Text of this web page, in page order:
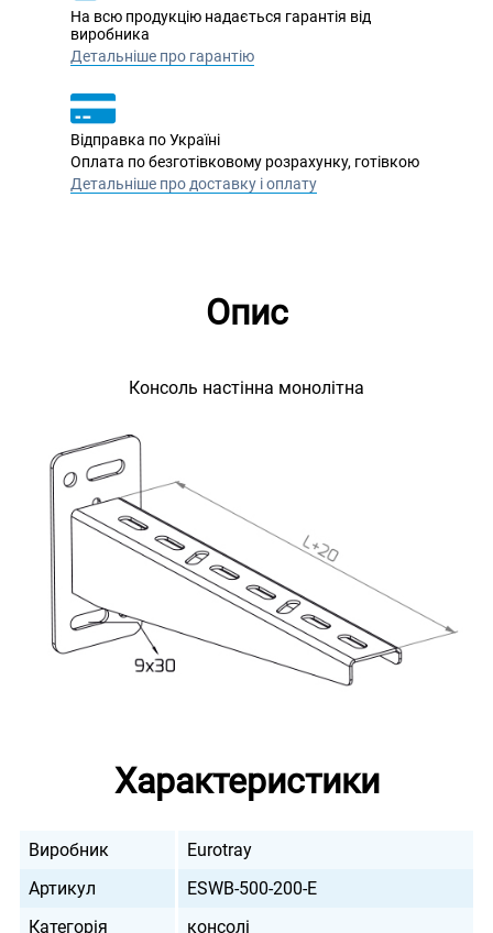
На всю продукцію надається гарантія від
виробника
Детальніше про гарантію
Відправка по Україні
Оплата по безготівковому розрахунку, готівкою
Детальніше про доставку і оплату
Опис
Консоль настінна монолітна
Характеристики
Виробник
Eurotray
Артикул
ESWB-500-200-E
Категорія
консолі